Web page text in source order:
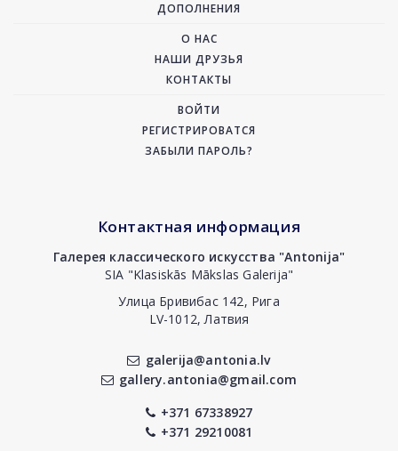
ДОПОЛНЕНИЯ
О НАС
НАШИ ДРУЗЬЯ
КОНТАКТЫ
ВОЙТИ
РЕГИСТРИРОВАТСЯ
ЗАБЫЛИ ПАРОЛЬ?
Контактная информация
Галерея классического искусства "Antonija"
SIA "Klasiskās Mākslas Galerija"
Улица Бривибас 142, Рига
LV-1012, Латвия
galerija@antonia.lv
gallery.antonia@gmail.com
+371 67338927
+371 29210081